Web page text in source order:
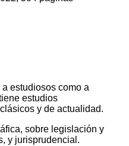
estudiosos como a
estudios
y de actualidad.
sobre legislación y
y jurisprudencial.